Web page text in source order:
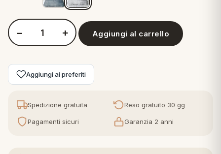
Letto
letto
Quantità PERLARARA Trapunta Matrimoniale Invernale in
− + Aggiungi al carrello
Aggiungi ai preferiti
Spedizione gratuita Reso gratuito 30 gg
Pagamenti sicuri Garanzia 2 anni